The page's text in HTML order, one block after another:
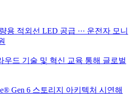
용 적외선 LED 공급 ··· 운전자 모니
우드 기술 및 혁신 교육 통해 글로벌
Gen 6 스토리지 아키텍처 시연해